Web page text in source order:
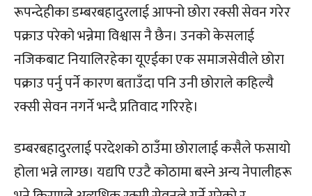
रूपन्देहीका डम्बरबहादुरलाई आफ्नो छोरा रक्सी सेवन गरेर
पक्राउ परेको भन्नेमा विश्वास नै छैन। उनको केसलाई
नजिकबाट नियालिरहेका यूएईका एक समाजसेवीले छोरा
पक्राउ पर्नु पर्ने कारण बताउँदा पनि उनी छोराले कहिल्यै
रक्सी सेवन नगर्ने भन्दै प्रतिवाद गरिरहे।
डम्बरबहादुरलाई परदेशको ठाउँमा छोरालाई कसैले फसायो
होला भन्ने लाग्छ। यद्यपि एउटै कोठामा बस्ने अन्य नेपालीहरू